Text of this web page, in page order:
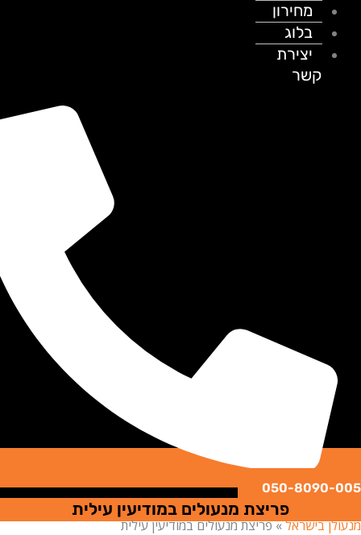
מחירון
בלוג
יצירת
קשר
050-
פריצת מנעולים במודיעין עילית
בישראל»פריצת מנעולים במודיעין עילית